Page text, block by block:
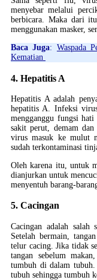
menyebar melalui
berbicara. Maka dari
menggunakan masker,
Baca Juga: Waspada
Kematian
4. Hepatitis A
Hepatitis A adalah
hepatitis A. Infeksi
mengganggu fungsi hati
sakit perut, demam
virus masuk ke mulut
sudah terkontaminasi
Oleh karena itu, untuk
dianjurkan untuk
menyentuh barang-
5. Cacingan
Cacingan adalah salah
Setelah bermain,
telur cacing. Jika tidak
tangan sebelum
tumbuh di dalam
tubuh sehingga tumbuh